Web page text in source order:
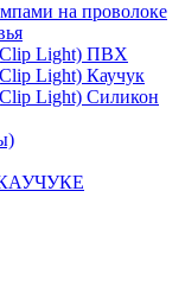
на проволоке
Light) ПВХ
Light) Каучук
Light) Силикон
КАУЧУКЕ